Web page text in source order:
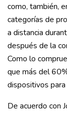
como, también,
categorías de
a distancia
después de la
Como lo
que más del
dispositivos
De acuerdo con